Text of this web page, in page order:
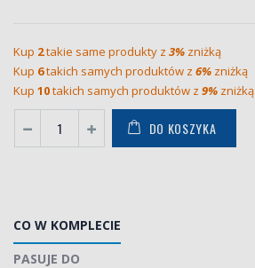
Kup 2takie same produkty z 3% zniżką
Kup 6takich samych produktów z 6% zniżką
Kup 10takich samych produktów z 9% zniżką
DO KOSZYKA
CO W KOMPLECIE
PASUJE DO